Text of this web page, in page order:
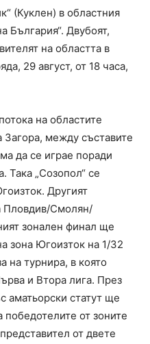
(Куклен) в областния
България“. Двубоят,
на областта в
29 август, от 18 часа,
на областите
между съставите
да се играе поради
Така „Созопол“ се
Другият
Пловдив/Смолян/
зонален финал ще
зона Югоизток на 1/32
на турнира, в която
и Втора лига. През
аматьорски статут ще
победотелите от зоните
от двете